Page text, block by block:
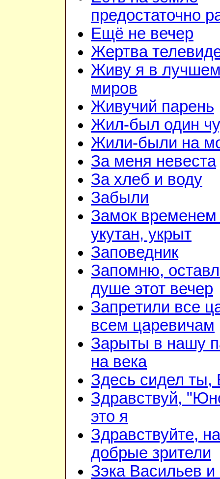
предостаточно
Ещё не вечер
Жертва
Живу я в
миров
Живучий парень
Жил-был один
Жили-были на
За меня невеста
За хлеб и воду
Забыли
Замок временем
укутан, укрыт
Заповедник
Запомню,
душе этот вечер
Запретили все
всем царевичам
Зарыты в нашу
на века
Здесь сидел ты,
Здравствуй,
это я
Здравствуйте,
добрые зрители
Зэка Васильев